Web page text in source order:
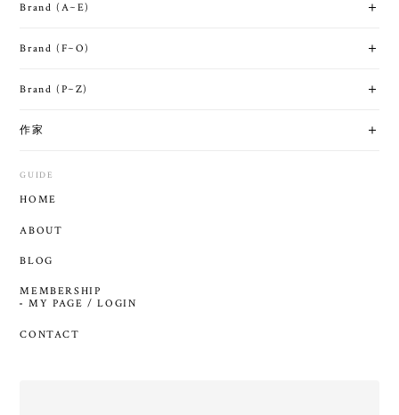
Brand (A~E)
Brand (F~O)
Brand (P~Z)
作家
GUIDE
HOME
ABOUT
BLOG
MEMBERSHIP
MY PAGE / LOGIN
CONTACT